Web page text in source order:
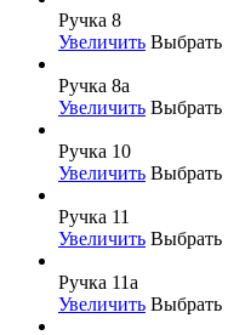
Ручка 8
Увеличить Выбрать
Ручка 8а
Увеличить Выбрать
Ручка 10
Увеличить Выбрать
Ручка 11
Увеличить Выбрать
Ручка 11а
Увеличить Выбрать